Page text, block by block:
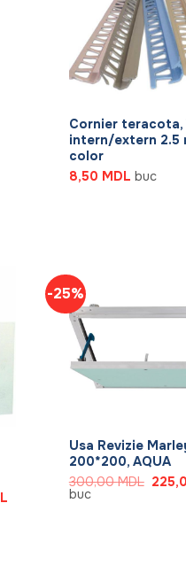
Cornier teracota,
intern/extern 2.5
color
8,50 MDL buc
-25%
Usa Revizie
200*200, AQUA
300,00MDL Prețul
inițial
buc